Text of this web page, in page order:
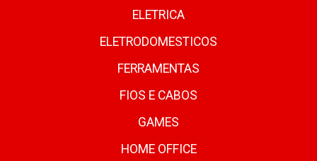
ELETRICA
ELETRODOMESTICOS
FERRAMENTAS
FIOS E CABOS
GAMES
HOME OFFICE